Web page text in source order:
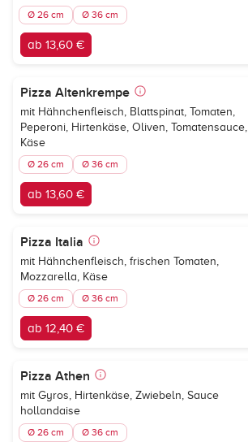
Ø 26 cm Ø 36 cm
ab 13,60 €
Pizza Altenkrempe
mit Hähnchenfleisch, Blattspinat, Tomaten,
Peperoni, Hirtenkäse, Oliven, Tomatensauce,
Käse
Ø 26 cm Ø 36 cm
ab 13,60 €
Pizza Italia
mit Hähnchenfleisch, frischen Tomaten,
Mozzarella, Käse
Ø 26 cm Ø 36 cm
ab 12,40 €
Pizza Athen
mit Gyros, Hirtenkäse, Zwiebeln, Sauce
hollandaise
Ø 26 cm Ø 36 cm